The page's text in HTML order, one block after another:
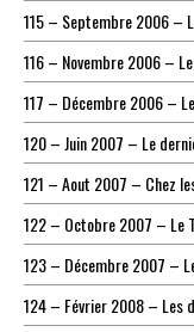
115 – Septembre 2006 –
116 – Novembre 2006 –
117 – Décembre 2006 –
120 – Juin 2007 – Le
121 – Aout 2007 – Chez
122 – Octobre 2007 – Le
123 – Décembre 2007 –
124 – Février 2008 – Les